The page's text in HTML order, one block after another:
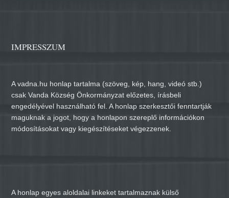
IMPRESSZUM
A vadna.hu honlap tartalma (szöveg, kép, hang, videó stb.)
csak Vanda Község Önkormányzat előzetes, írásbeli
engedélyével használható fel. A honlap szerkesztői fenntartják
maguknak a jogot, hogy a honlapon szereplő információkon
módosításokat vagy kiegészítéseket végezzenek.
A honlap egyes aloldalai linkeket tartalmaznak külső